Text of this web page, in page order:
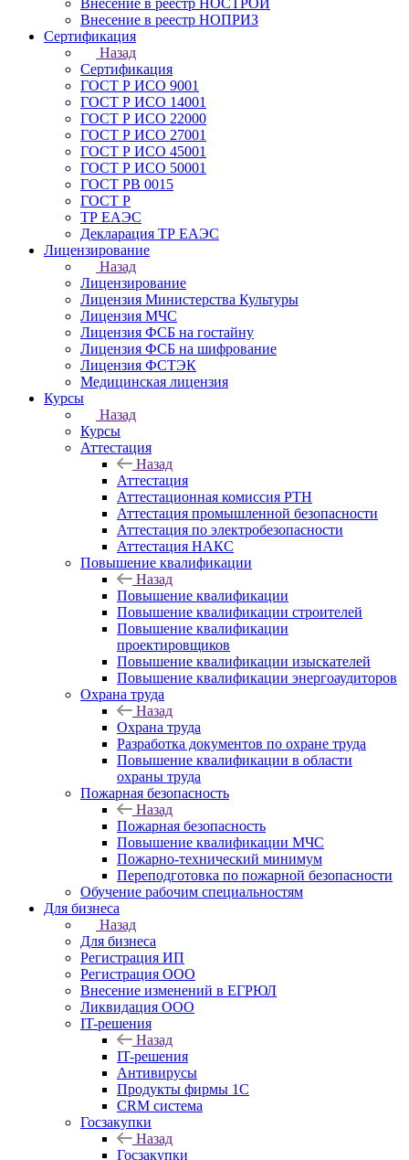
Внесение в реестр НОСТРОЙ
Внесение в реестр НОПРИЗ
Сертификация
Назад
Сертификация
ГОСТ Р ИСО 9001
ГОСТ Р ИСО 14001
ГОСТ Р ИСО 22000
ГОСТ Р ИСО 27001
ГОСТ Р ИСО 45001
ГОСТ Р ИСО 50001
ГОСТ РВ 0015
ГОСТ Р
ТР ЕАЭС
Декларация ТР ЕАЭС
Лицензирование
Назад
Лицензирование
Лицензия Министерства Культуры
Лицензия МЧС
Лицензия ФСБ на гостайну
Лицензия ФСБ на шифрование
Лицензия ФСТЭК
Медицинская лицензия
Курсы
Назад
Курсы
Аттестация
Назад
Аттестация
Аттестационная комиссия РТН
Аттестация промышленной безопасности
Аттестация по электробезопасности
Аттестация НАКС
Повышение квалификации
Назад
Повышение квалификации
Повышение квалификации строителей
Повышение квалификации
проектировщиков
Повышение квалификации изыскателей
Повышение квалификации энергоаудиторов
Охрана труда
Назад
Охрана труда
Разработка документов по охране труда
Повышение квалификации в области
охраны труда
Пожарная безопасность
Назад
Пожарная безопасность
Повышение квалификации МЧС
Пожарно-технический минимум
Переподготовка по пожарной безопасности
Обучение рабочим специальностям
Для бизнеса
Назад
Для бизнеса
Регистрация ИП
Регистрация ООО
Внесение изменений в ЕГРЮЛ
Ликвидация ООО
IT-решения
Назад
IT-решения
Антивирусы
Продукты фирмы 1C
CRM система
Госзакупки
Назад
Госзакупки